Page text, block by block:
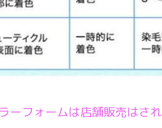
ーフォームは店舗販売はさ